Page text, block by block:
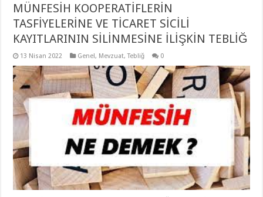
MÜNFESİH KOOPERATİFLERİN
TASFİYELERİNE VE TİCARET SİCİLİ
KAYITLARININ SİLİNMESİNE İLİŞKİN TEBLİĞ
13 Nisan 2022 Genel, Mevzuat,Tebliğ 0